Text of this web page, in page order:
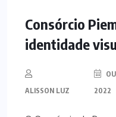
Consórcio
identidade
ALISSON LUZ
2022